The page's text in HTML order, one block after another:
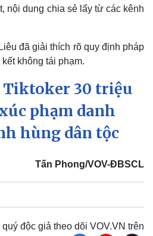
Tiêu dùng
nội dung chia sẻ lấy từ các kênh
đã giải thích rõ quy định pháp
kết không tái phạm.
Tiktoker 30 triệu
phạm danh
hùng dân tộc
Tấn Phong/VOV-ĐBSCL
quý độc giả theo dõi VOV.VN trên